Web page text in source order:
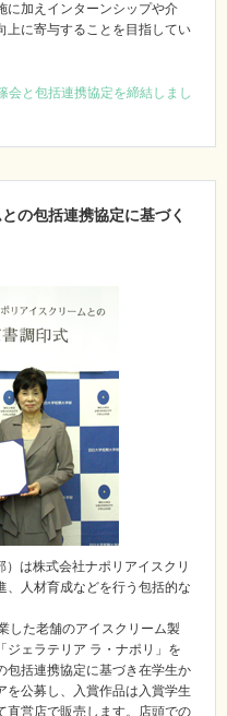
に加えインターンシップや介
上に寄与することを目指してい
会と包括連携協定を締結しまし
の包括連携協定に基づく
は株式会社ナポリアイスクリ
、人材育成などを行う包括的な
した老舗のアイスクリーム製
ジェラテリア ラ・ナポリ」を
包括連携協定に基づき在学生か
を公募し、入賞作品は入賞学生
直営店で販売します。店頭での